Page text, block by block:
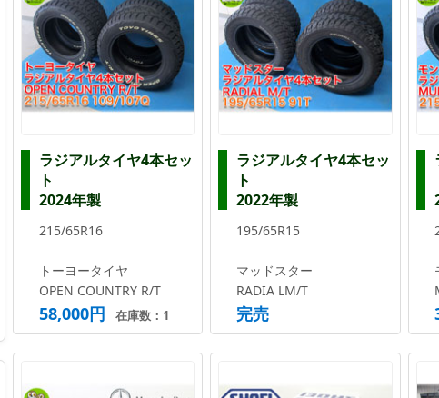
ラジアルタイヤ4本セッ
ト
2024年製
215/65R16
トーヨータイヤ
OPEN COUNTRY R/T
58,000円 在庫数：1
ラジアルタイヤ4本セッ
ト
2022年製
195/65R15
マッドスター
RADIA LM/T
完売